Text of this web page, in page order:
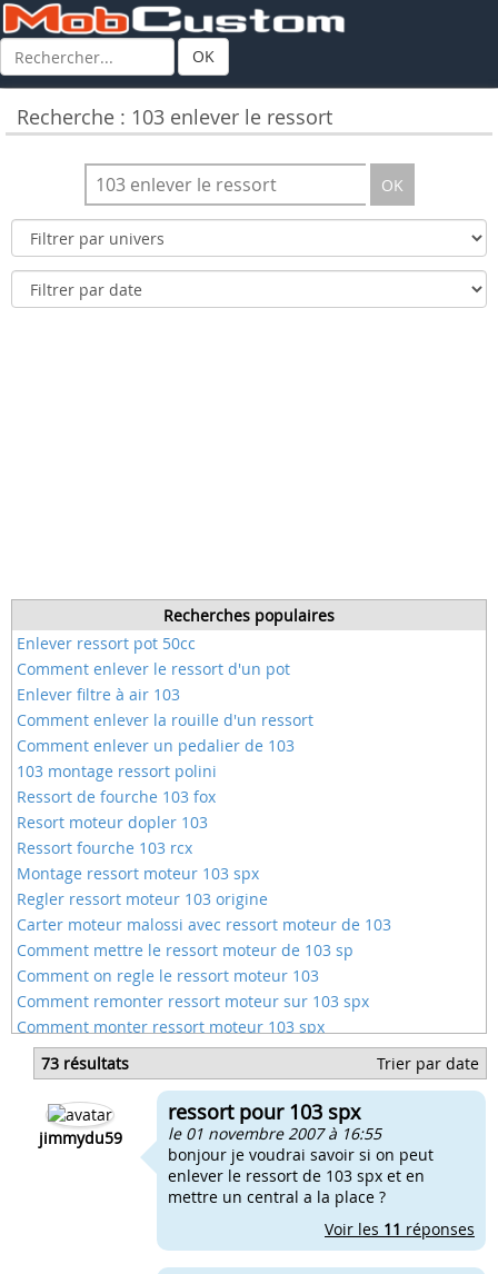
OK
Recherche : 103 enlever le ressort
OK
Recherches populaires
Enlever ressort pot 50cc
Comment enlever le ressort d'un pot
Enlever filtre à air 103
Comment enlever la rouille d'un ressort
Comment enlever un pedalier de 103
103 montage ressort polini
Ressort de fourche 103 fox
Resort moteur dopler 103
Ressort fourche 103 rcx
Montage ressort moteur 103 spx
Regler ressort moteur 103 origine
Carter moteur malossi avec ressort moteur de 103
Comment mettre le ressort moteur de 103 sp
Comment on regle le ressort moteur 103
Comment remonter ressort moteur sur 103 spx
Comment monter ressort moteur 103 spx
Comment monter un ressort moteur polini pour 103 sp
Enlever le neiman
Enlever bougie ludix comment l'enlever
Comment enlever peinture mobylette
73 résultats Trier par date
jimmydu59
ressort pour 103 spx
le 01 novembre 2007 à 16:55
bonjour je voudrai savoir si on peut
enlever le ressort de 103 spx et en
mettre un central a la place ?
Voir les 11 réponses